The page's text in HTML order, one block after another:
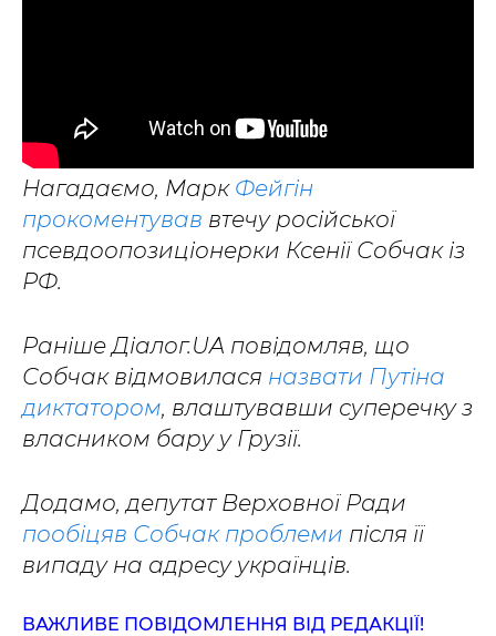
Нагадаємо, Марк Фейгін
прокоментував втечу російської
псевдоопозиціонерки Ксенії Собчак із
РФ.
Раніше Діалог.UA повідомляв, що
Собчак відмовилася назвати Путіна
диктатором, влаштувавши суперечку з
власником бару у Грузії.
Додамо, депутат Верховної Ради
пообіцяв Собчак проблеми після її
випаду на адресу українців.
ВАЖЛИВЕ ПОВІДОМЛЕННЯ ВІД РЕДАКЦІЇ!